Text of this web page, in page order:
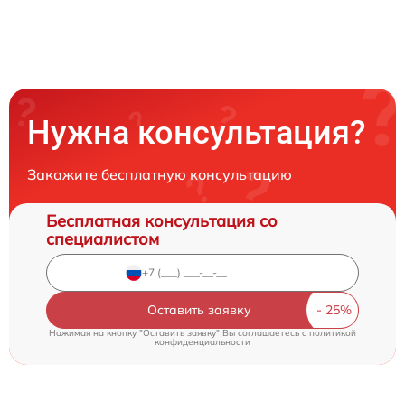
Нужна консультация?
Закажите бесплатную консультацию
Бесплатная консультация со
специалистом
Оставить заявку
Нажимая на кнопку "Оставить заявку" Вы соглашаетесь cполитикой
конфиденциальности